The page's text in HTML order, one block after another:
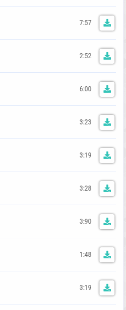
7:57
2:52
6:00
3:23
3:19
3:28
3:90
1:48
3:19